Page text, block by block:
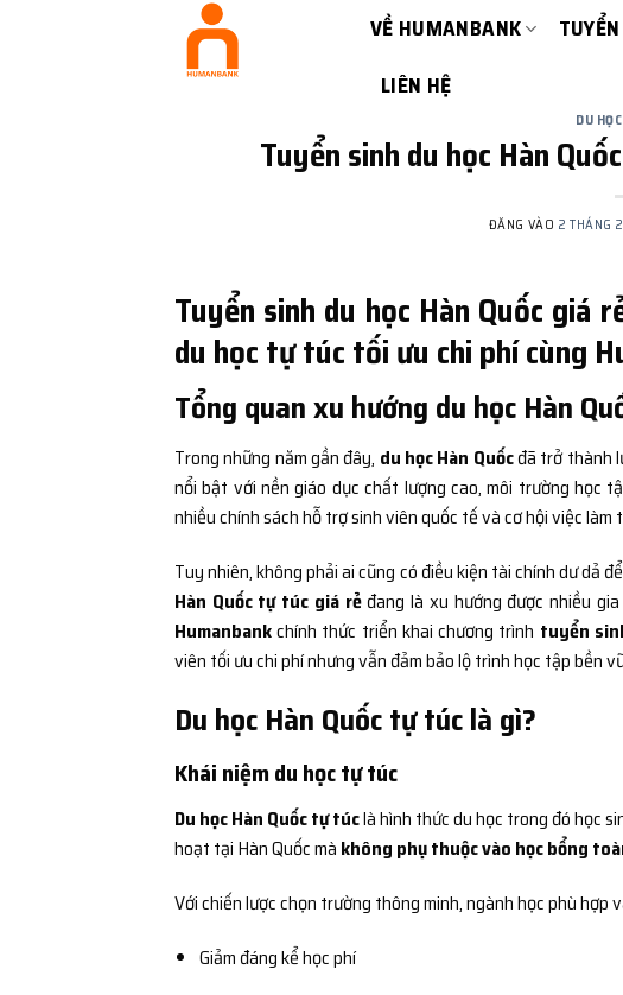
VỀ HUMANBANK
LIÊN HỆ
DU
Tuyển sinh du học Hàn
ĐĂNG VÀO 2 THÁNG
Tuyển sinh du học Hàn Quốc giá
du học tự túc tối ưu chi phí cùng
Tổng quan xu hướng du học Hàn
Trong những năm gần đây, du học Hàn Quốcđã trở thành
nổi bật với nền giáo dục chất lượng cao, môi trường học
nhiều chính sách hỗ trợ sinh viên quốc tế và cơ hội việc làm
Tuy nhiên, không phải ai cũng có điều kiện tài chính dư dả
Hàn Quốc tự túc giá rẻđang là xu hướng được nhiều
Humanbankchính thức triển khai chương trình tuyển
viên tối ưu chi phí nhưng vẫn đảm bảo lộ trình học tập bền
Du học Hàn Quốc tự túc là gì?
Khái niệm du học tự túc
Du học Hàn Quốc tự túclà hình thức du học trong đó học
hoạt tại Hàn Quốc mà không phụ thuộc vào học bổng
Với chiến lược chọn trường thông minh, ngành học phù
Giảm đáng kể học phí